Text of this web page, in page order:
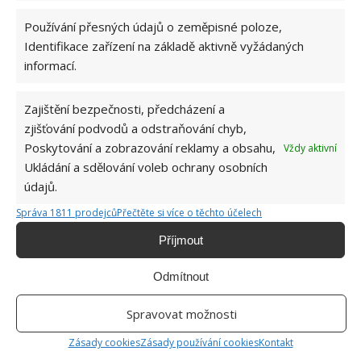
Používání přesných údajů o zeměpisné poloze,
Identifikace zařízení na základě aktivně vyžádaných
informací.
Zajištění bezpečnosti, předcházení a
zjišťování podvodů a odstraňování chyb,
Poskytování a zobrazování reklamy a obsahu,
Ukládání a sdělování voleb ochrany osobních
údajů.
Vždy aktivní
Správa 1811 prodejcůPřečtěte si více o těchto účelech
Příjmout
Odmítnout
Spravovat možnosti
Zásady cookiesZásady používání cookiesKontakt
Pokojové rostliny pro začátečníky, které jsou
Využití dešťové vody v domácnosti: Tři
způsoby, jak její měkkost promění váš úklid
7.8.2026